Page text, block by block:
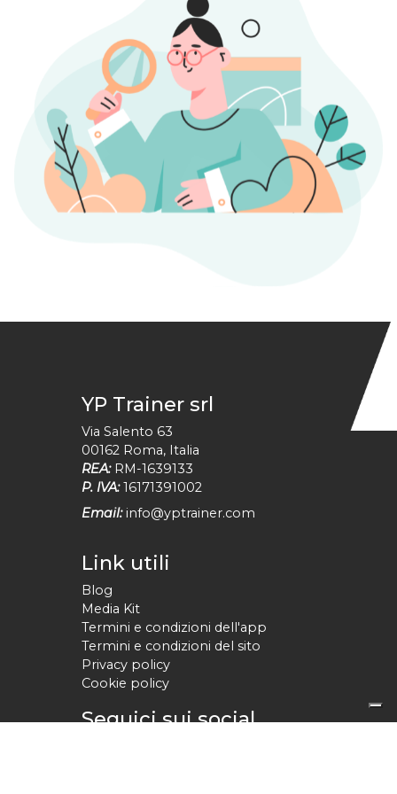
YP Trainer srl
Via Salento 63
00162 Roma, Italia
REA: RM-1639133
P. IVA: 16171391002
Email: info@yptrainer.com
Link utili
Blog
Media Kit
Termini e condizioni dell'app
Termini e condizioni del sito
Privacy policy
Cookie policy
Seguici sui social